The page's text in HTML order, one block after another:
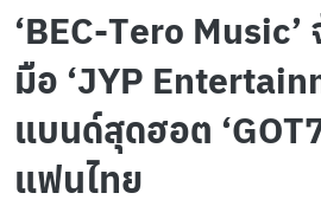
‘BEC-Tero Music’
มือ ‘JYP
แบนด์สุดฮอต
แฟนไทย